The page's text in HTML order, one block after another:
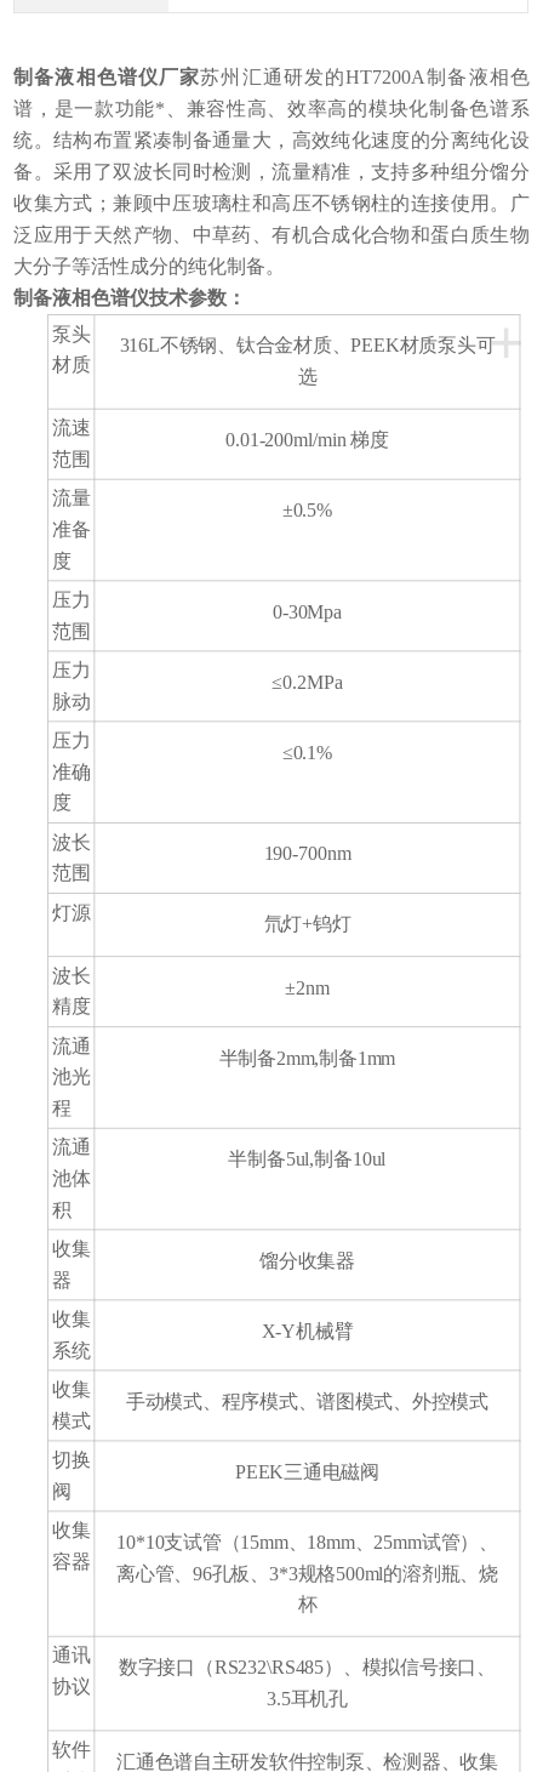
制备液相色谱仪厂家苏州汇通研发的HT7200A制备液相色
谱，是一款功能*、兼容性高、效率高的模块化制备色谱系
统。结构布置紧凑制备通量大，高效纯化速度的分离纯化设
备。采用了双波长同时检测，流量精准，支持多种组分馏分
收集方式；兼顾中压玻璃柱和高压不锈钢柱的连接使用。广
泛应用于天然产物、中草药、有机合成化合物和蛋白质生物
大分子等活性成分的纯化制备。
制备液相色谱仪技术参数：
+
泵头
材质
316L不锈钢、钛合金材质、PEEK材质泵头可
选
流速
范围
0.01-200ml/min 梯度
流量
准备
度
±0.5%
压力
范围
0-30Mpa
压力
脉动
≤0.2MPa
压力
准确
度
≤0.1%
波长
范围
190-700nm
灯源
氘灯+钨灯
波长
精度
±2nm
流通
池光
程
半制备2mm,制备1mm
流通
池体
积
半制备5ul,制备10ul
收集
器
馏分收集器
收集
系统
X-Y机械臂
收集
模式
手动模式、程序模式、谱图模式、外控模式
切换
阀
PEEK三通电磁阀
收集
容器
10*10支试管（15mm、18mm、25mm试管）、
离心管、96孔板、3*3规格500ml的溶剂瓶、烧
杯
通讯
协议
数字接口（RS232\RS485）、模拟信号接口、
3.5耳机孔
软件
汇通色谱自主研发软件控制泵、检测器、收集